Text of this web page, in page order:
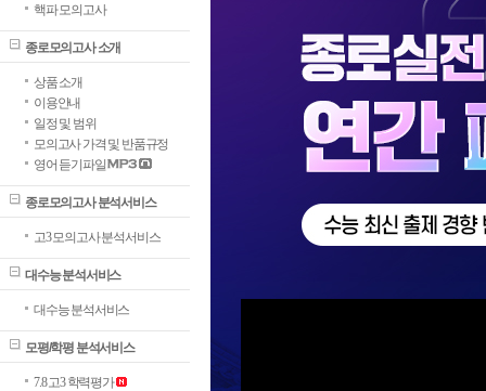
핵파 모의고사
종로모의고사 소개
상품 소개
이용안내
일정 및 범위
모의고사 가격 및 반품규정
영어 듣기파일
종로모의고사 분석서비스
고3 모의고사 분석서비스
대수능 분석서비스
대수능 분석서비스
모평/학평 분석서비스
7.8 고3 학력평가